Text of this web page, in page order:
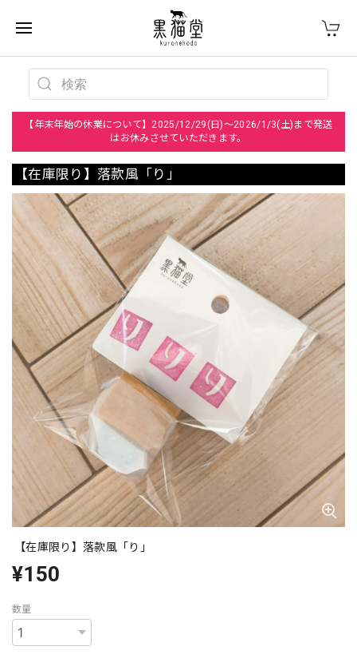
【年末年始の休業について】2025/12/29(日)～2026/1/3(土)まで発送
はお休みさせていただきます。
【在庫限り】落款風「り」
【在庫限り】落款風「り」
¥150
数量